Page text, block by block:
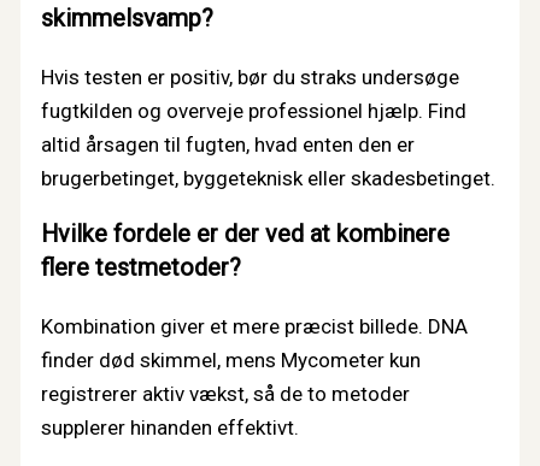
skimmelsvamp?
Hvis testen er positiv, bør du straks undersøge
fugtkilden og overveje professionel hjælp. Find
altid årsagen til fugten, hvad enten den er
brugerbetinget, byggeteknisk eller skadesbetinget.
Hvilke fordele er der ved at kombinere
flere testmetoder?
Kombination giver et mere præcist billede. DNA
finder død skimmel, mens Mycometer kun
registrerer aktiv vækst, så de to metoder
supplerer hinanden effektivt.